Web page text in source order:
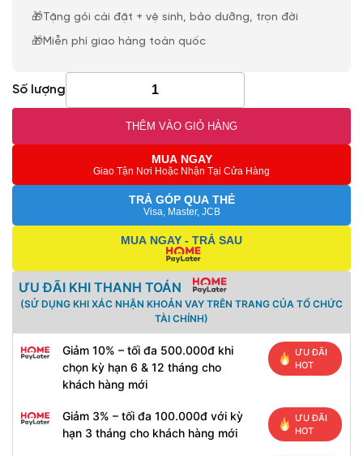
🎁Tặng gói cài đặt + vệ sinh, bảo dưỡng, trọn đời
🎁Miễn phí giao hàng toàn quốc
Số lượng
THÊM VÀO GIỎ HÀNG
MUA NGAY
Giao Tận Nơi Hoặc Nhận Tại Cửa Hàng
TRẢ GÓP QUA THẺ
Visa, Master, JCB
MUA NGAY - TRẢ SAU
ƯU ĐÃI KHI THANH TOÁN
(SỬ DỤNG KHI XÁC NHẬN KHOẢN VAY TRÊN TRANG CỦA TỔ CHỨC
TÀI CHÍNH)
Giảm 10% – tối đa 500.000đ khi
chọn kỳ hạn 6 & 12 tháng cho
khách hàng mới
ƯU ĐÃI
HOT
Giảm 3% – tối đa 100.000đ với kỳ
hạn 3 tháng cho khách hàng mới
ƯU ĐÃI
HOT